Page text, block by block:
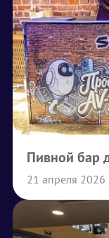
Пивной бар
21 апреля 2026